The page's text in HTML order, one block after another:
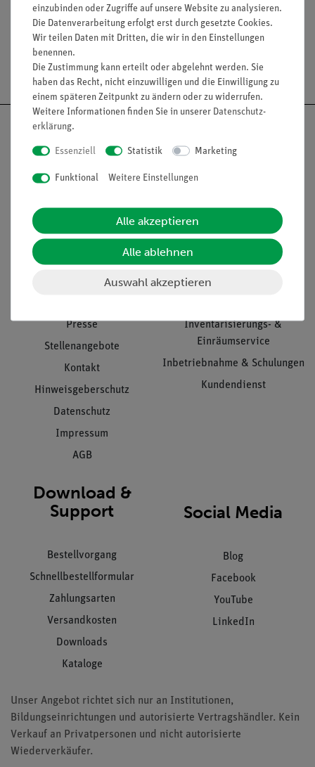
Versuche
Versandkostenfrei ab 300,- €
Informationen
Unternehmen
Presse
Stellenangebote
Kontakt
Hinweisgeberschutz
Datenschutz
Impressum
AGB
Service
Übersicht Service
Inventarisierungs- &
Einräumservice
Inbetriebnahme & Schulungen
Kundendienst
Download &
Support
Bestellvorgang
Schnellbestellformular
Zahlungsarten
Versandkosten
Downloads
Kataloge
Social Media
Blog
Facebook
YouTube
LinkedIn
Unser Angebot richtet sich nur an Institutionen,
Bildungseinrichtungen und autorisierte Vertragshändler. Kein
Verkauf an Privatpersonen und nicht autorisierte
Wiederverkäufer.
einzubinden oder Zugriffe auf unsere Website zu analysieren.
Die Datenverarbeitung erfolgt erst durch gesetzte Cookies.
Wir teilen Daten mit Dritten, die wir in den Einstellungen
benennen.
Die Zustimmung kann erteilt oder abgelehnt werden. Sie
haben das Recht, nicht einzuwilligen und die Einwilligung zu
einem späteren Zeitpunkt zu ändern oder zu widerrufen.
Weitere Informationen finden Sie in unserer Daten­schutz­
erklärung.
Essenziell Statistik Marketing
Funktional Weitere Einstellungen
Alle akzeptieren
Alle ablehnen
Auswahl akzeptieren